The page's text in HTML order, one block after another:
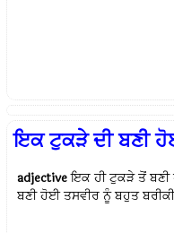
ਇਕ ਟੁਕੜੇ ਦੀ ਬਣੀ
adjective ਇਕ ਹੀ ਟੁਕੜੇ ਤੋਂ
ਬਣੀ ਹੋਈ ਤਸਵੀਰ ਨੂੰ ਬਹੁਤ